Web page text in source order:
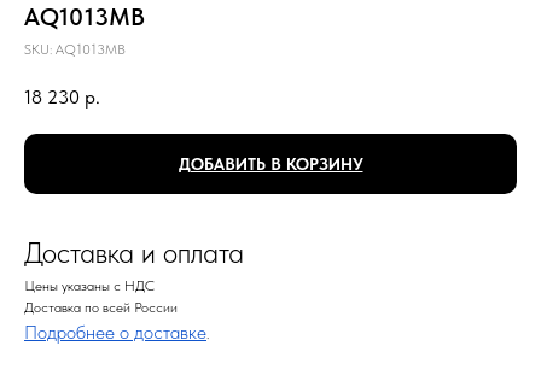
AQ1013MB
SKU: AQ1013MB
18 230 р.
ДОБАВИТЬ В КОРЗИНУ
Доставка и оплата
Цены указаны с НДС
Доставка по всей России
Подробнее о доставке.